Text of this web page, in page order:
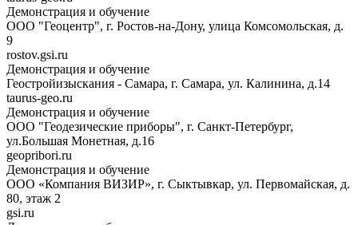
Демонстрация и обучение
ООО "Геоцентр", г. Ростов-на-Дону, улица Комсомольская, д.
9
rostov.gsi.ru
Демонстрация и обучение
Геостройизыскания - Самара, г. Самара, ул. Калинина, д.14
taurus-geo.ru
Демонстрация и обучение
ООО "Геодезические приборы", г. Санкт-Петербург,
ул.Большая Монетная, д.16
geopribori.ru
Демонстрация и обучение
ООО «Компания ВИЗИР», г. Сыктывкар, ул. Первомайская, д.
80, этаж 2
gsi.ru